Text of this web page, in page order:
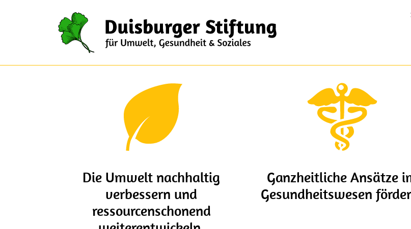
Die Umwelt nachhaltig
verbessern und
ressourcenschonend
Ganzheitliche Ansätze
Gesundheitswesen